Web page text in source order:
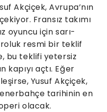
Akçiçek, Avrupa’nın
Fransız takımı
oyuncu için sarı-
resmi bir teklif
bu teklifi yetersiz
açtı. Eğer
Yusuf Akçiçek,
tarihinin en
olacak.